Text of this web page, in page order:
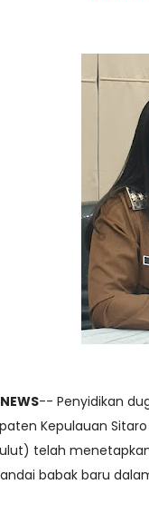
-- Penyidikan
Kepulauan
telah
babak baru